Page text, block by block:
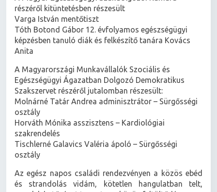
A Magyar Egészségügyi Szakdolgozói Kamara
részéről kitüntetésben részesült
Varga István mentőtiszt
Tóth Botond Gábor 12. évfolyamos egészségügyi
képzésben tanuló diák és felkészítő tanára Kovács
A Magyarországi Munkavállalók Szociális és
Egészségügyi Ágazatban Dolgozó Demokratikus
Szakszervet részéről jutalomban részesült:
Molnárné Tatár Andrea adminisztrátor – Sürgősségi
osztály
Horváth Mónika asszisztens – Kardiológiai
szakrendelés
Tischlerné Galavics Valéria ápoló – Sürgősségi
Az egész napos családi rendezvényen a közös ebéd